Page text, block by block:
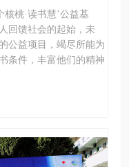
桃·读书慧’公益基
回馈社会的起始，未
公益项目，竭尽所能为
条件，丰富他们的精神